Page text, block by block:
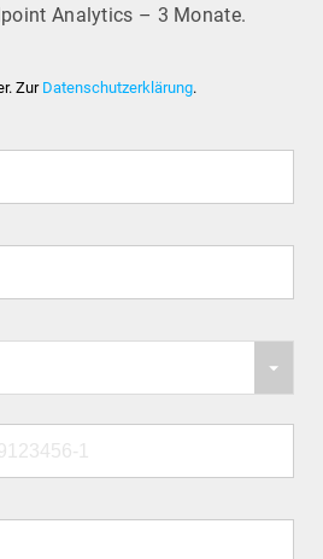
Analytics – 3 Monate.
Zur Datenschutzerklärung.